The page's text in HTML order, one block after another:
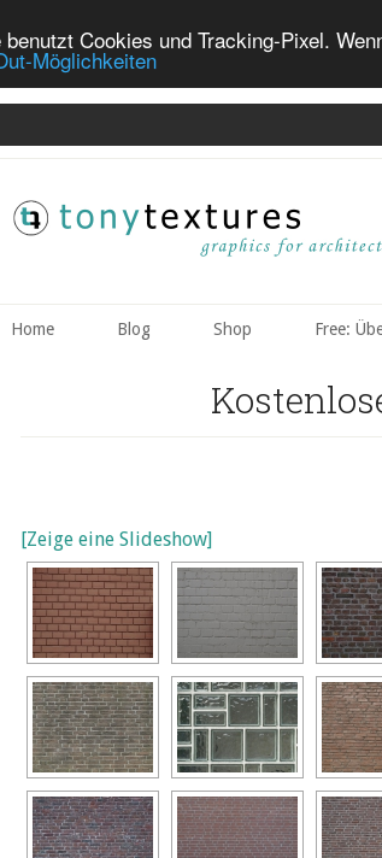
Cookies und Tracking-Pixel.
Möglichkeiten
Home Blog Shop Free:
[Zeige eine Slideshow]